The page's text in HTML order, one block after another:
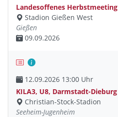
Landesoffenes Herbstmeeting
Stadion Gießen West
Gießen
09.09.2026
12.09.2026 13:00 Uhr
KILA3, U8, Darmstadt-Dieburg
Christian-Stock-Stadion
Seeheim-Jugenheim